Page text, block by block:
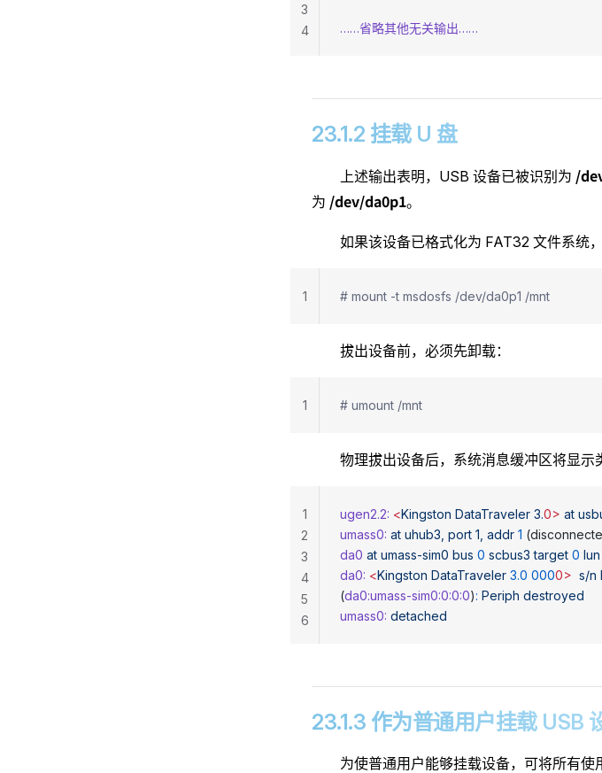
……省略其他无关输出……
3
4
23.1.2 挂载 U 盘
上述输出表明，USB 设备已被识别为 /
为 /dev/da0p1。
如果该设备已格式化为 FAT32 文件系统
# mount -t msdosfs /dev/da0p1 /mnt
1
拔出设备前，必须先卸载：
# umount /mnt
1
物理拔出设备后，系统消息缓冲区将显示
ugen2.2: <Kingston DataTraveler 3.0> at
umass0: at uhub3, port 1, addr 1
da0 at umass-sim0 bus 0 scbus3 target 0 lun
da0: <Kingston DataTraveler 3.0 0000>
  s/n
(da0:umass-sim0:0:0:0): Periph destroyed
umass0: detached
1
2
3
4
5
6
23.1.3 作为普通用户挂载 USB
为使普通用户能够挂载设备，可将所有使